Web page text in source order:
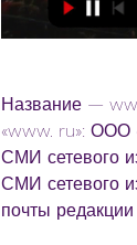
Название —
«www. ru»: ООО
СМИ сетевого
СМИ сетевого
почты